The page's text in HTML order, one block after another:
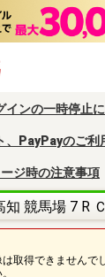
インの一時停止
、PayPayのご
ジ時の注意事項
知 競馬場 7
は取得できませんで